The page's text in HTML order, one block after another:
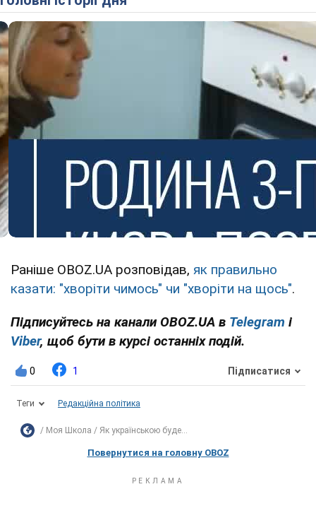
Раніше OBOZ.UA розповідав, як правильно
казати: "хворіти чимось" чи "хворіти на щось".
Підписуйтесь на канали OBOZ.UA в Telegram і
Viber, щоб бути в курсі останніх подій.
0 1 Підписатися
Теги Редакційна політика
Моя Школа Як українською буде...
Повернутися на головну OBOZ